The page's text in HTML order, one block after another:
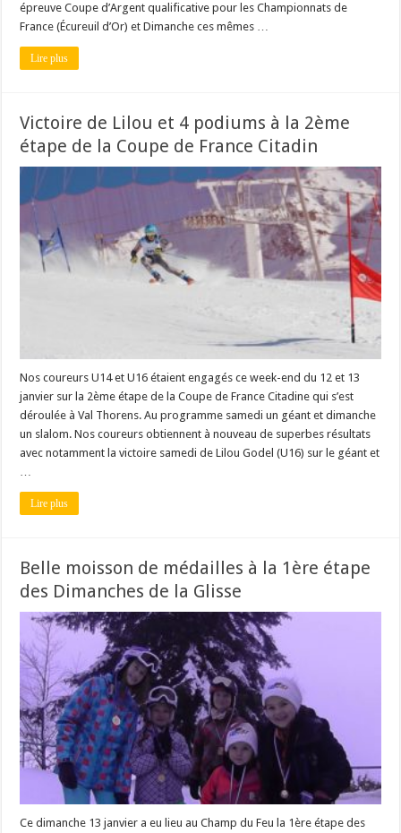
épreuve Coupe d’Argent qualificative pour les Championnats de
France (Écureuil d’Or) et Dimanche ces mêmes …
Lire plus
Victoire de Lilou et 4 podiums à la 2ème
étape de la Coupe de France Citadin
Nos coureurs U14 et U16 étaient engagés ce week-end du 12 et 13
janvier sur la 2ème étape de la Coupe de France Citadine qui s’est
déroulée à Val Thorens. Au programme samedi un géant et dimanche
un slalom. Nos coureurs obtiennent à nouveau de superbes résultats
avec notamment la victoire samedi de Lilou Godel (U16) sur le géant et
…
Lire plus
Belle moisson de médailles à la 1ère étape
des Dimanches de la Glisse
Ce dimanche 13 janvier a eu lieu au Champ du Feu la 1ère étape des